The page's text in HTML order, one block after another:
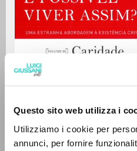
Questo sito web utilizza i
Utilizziamo i cookie per
annunci, per fornire